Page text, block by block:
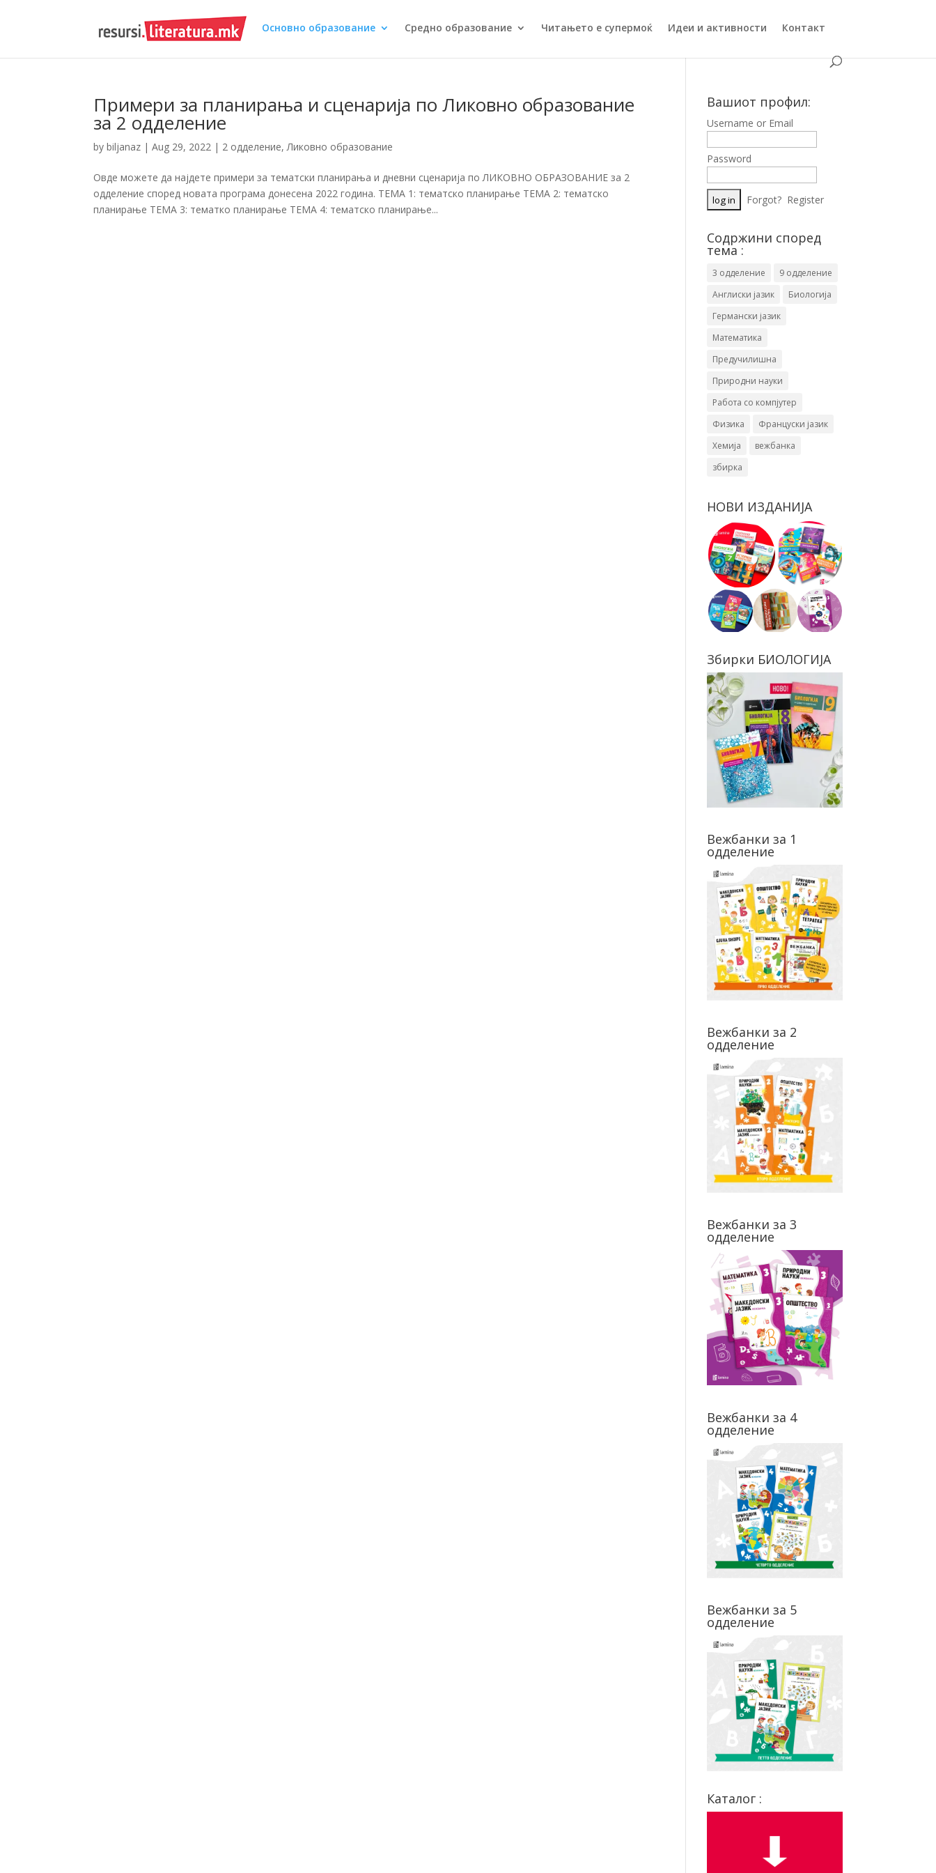
Основно образование Средно образование Читањето е супермоќ Идеи и активности Контакт
Примери за планирања и сценарија по Ликовно образование
за 2 одделение
bybiljanaz |Aug 29, 2022 | 2 одделение,Ликовно образование
Овде можете да најдете примери за тематски планирања и дневни сценарија по ЛИКОВНО ОБРАЗОВАНИЕ за 2
одделение според новата програма донесена 2022 година. ТЕМА 1: тематско планирање ТЕМА 2: тематско
планирање ТЕМА 3: тематко планирање ТЕМА 4: тематско планирање...
Вашиот профил:
Username or Email
Password
Forgot? Register
Содржини според
тема :
3 одделение
9 одделение
Англиски јазик
Биологија
Германски јазик
Математика
Предучилишна
Природни науки
Работа со компјутер
Физика
Француски јазик
Хемија
вежбанка
збирка
НОВИ ИЗДАНИЈА
Збирки БИОЛОГИЈА
Вежбанки за 1
одделение
Вежбанки за 2
одделение
Вежбанки за 3
одделение
Вежбанки за 4
одделение
Вежбанки за 5
одделение
Каталог :